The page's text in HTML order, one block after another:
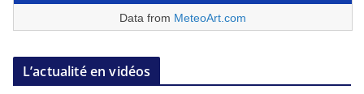
Data from MeteoArt.com
L’actualité en vidéos